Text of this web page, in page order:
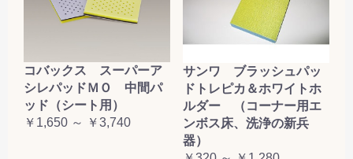
コバックス スーパーア
シレパッドＭＯ 中間パ
ッド（シート用）
￥1,650 ～ ￥3,740
サンワ ブラッシュパッ
ドトレピカ＆ホワイトホ
ルダー （コーナー用エ
ンボス床、洗浄の新兵
器）